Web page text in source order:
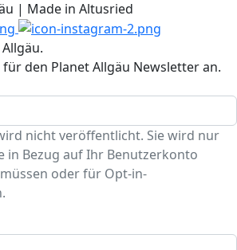
| Made in Altusried
den Planet Allgäu Newsletter an.
nicht veröffentlicht. Sie wird nur
in Bezug auf Ihr Benutzerkonto
oder für Opt-in-